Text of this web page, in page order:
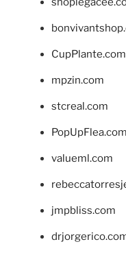
CupPlante.com
mpzin.com
stcreal.com
PopUpFlea.com
valueml.com
jmpbliss.com